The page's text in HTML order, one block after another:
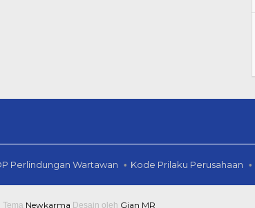
Perlindungan Wartawan Kode Prilaku Perusahaan
Tema Newkarma Desain oleh Gian MR